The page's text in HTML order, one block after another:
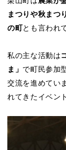
まつりや秋まつ
の町とも言われ
私の主な活動は
ま」 で町民参加
交流を進めてい
れてきたイベン